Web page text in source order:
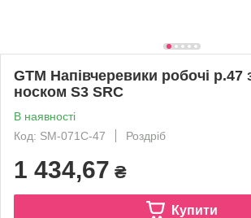
GTM Напівчеревики робочі р.47
носком S3 SRC
В наявності
Код: SM-071C-47
Роздріб
1 434,67 ₴
Купити